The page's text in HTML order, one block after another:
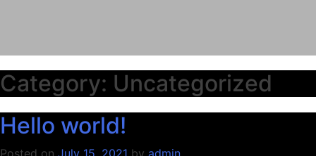
Category: Uncategorized
Hello world!
Posted on July 15, 2021 by admin